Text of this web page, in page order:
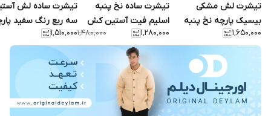
تیشرت لش مشکی
بیسیک پارچه نخ پنبه
گرم بالا اعلا کد ۸۶۸۹
۱٬۶۵۰٬۰۰۰
تیشرت ساده نخ پنبه
اسلیم فیت آستین کش
مردانه 2026
۱٬۲۸۰٬۰۰۰ ۱٬۴۸۰٬۰۰۰
تیشرت ساده لش
سه ربع رنگ سفید
نخ پنبه اعلا
۱٬۵۱۰٬۰۰۰